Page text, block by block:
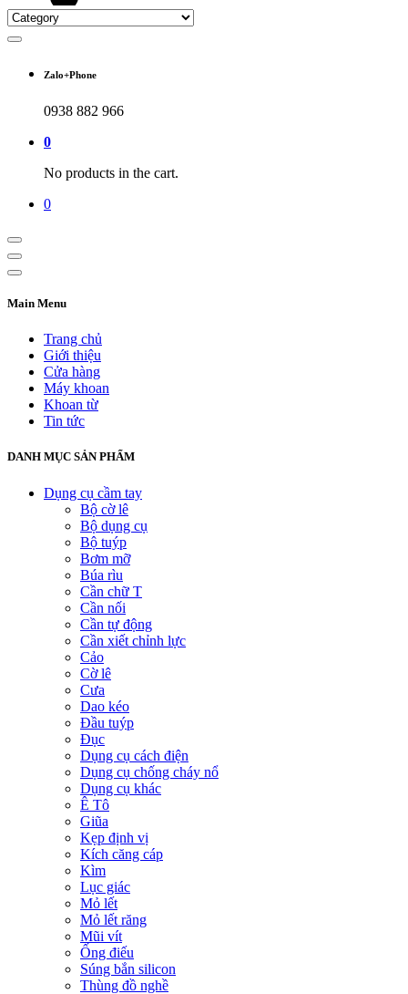
Zalo+Phone
0938 882 966
0
No products in the cart.
0
Main Menu
Trang chủ
Giới thiệu
Cửa hàng
Máy khoan
Khoan từ
Tin tức
DANH MỤC SẢN PHẨM
Dụng cụ cầm tay
Bộ cờ lê
Bộ dụng cụ
Bộ tuýp
Bơm mỡ
Búa rìu
Cần chữ T
Cần nối
Cần tự động
Cần xiết chỉnh lực
Cảo
Cờ lê
Cưa
Dao kéo
Đầu tuýp
Đục
Dụng cụ cách điện
Dụng cụ chống cháy nổ
Dụng cụ khác
Ê Tô
Giũa
Kẹp định vị
Kích căng cáp
Kìm
Lục giác
Mỏ lết
Mỏ lết răng
Mũi vít
Ống điếu
Súng bắn silicon
Thùng đồ nghề